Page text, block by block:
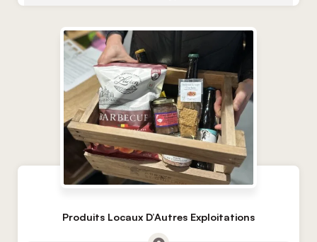
Produits Locaux D’Autres Exploitations